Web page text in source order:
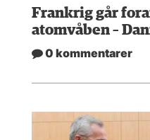
Frankrig går
atomvåben –
0 kommentarer